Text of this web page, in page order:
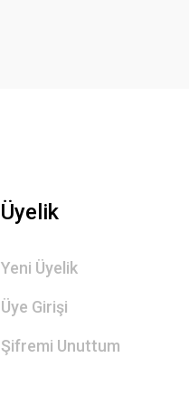
Üyelik
Yeni Üyelik
Üye Girişi
Şifremi Unuttum